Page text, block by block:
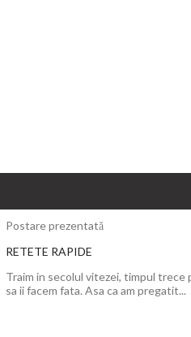
Postare prezentată
RETETE RAPIDE
Traim in secolul vitezei, timpul trece
sa ii facem fata. Asa ca am pregatit...